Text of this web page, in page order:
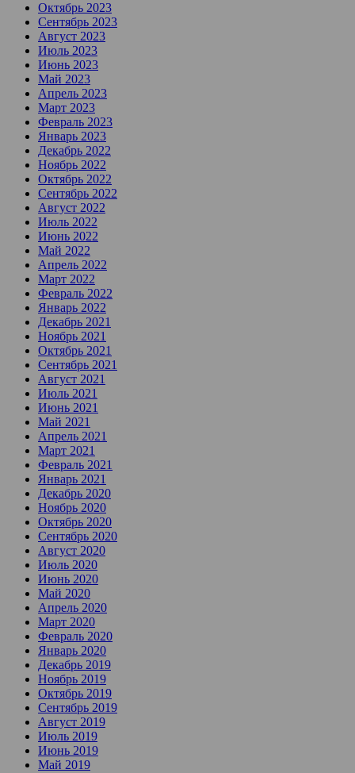
Октябрь 2023
Сентябрь 2023
Август 2023
Июль 2023
Июнь 2023
Май 2023
Апрель 2023
Март 2023
Февраль 2023
Январь 2023
Декабрь 2022
Ноябрь 2022
Октябрь 2022
Сентябрь 2022
Август 2022
Июль 2022
Июнь 2022
Май 2022
Апрель 2022
Март 2022
Февраль 2022
Январь 2022
Декабрь 2021
Ноябрь 2021
Октябрь 2021
Сентябрь 2021
Август 2021
Июль 2021
Июнь 2021
Май 2021
Апрель 2021
Март 2021
Февраль 2021
Январь 2021
Декабрь 2020
Ноябрь 2020
Октябрь 2020
Сентябрь 2020
Август 2020
Июль 2020
Июнь 2020
Май 2020
Апрель 2020
Март 2020
Февраль 2020
Январь 2020
Декабрь 2019
Ноябрь 2019
Октябрь 2019
Сентябрь 2019
Август 2019
Июль 2019
Июнь 2019
Май 2019